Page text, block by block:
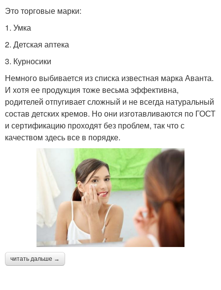
Это торговые марки:
1. Умка
2. Детская аптека
3. Курносики
Немного выбивается из списка известная марка Аванта.
И хотя ее продукция тоже весьма эффективна,
родителей отпугивает сложный и не всегда натуральный
состав детских кремов. Но они изготавливаются по ГОСТ
и сертификацию проходят без проблем, так что с
качеством здесь все в порядке.
читать дальше →